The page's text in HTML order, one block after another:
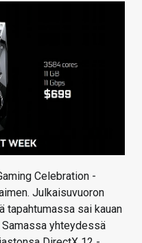
Celebration -
Julkaisuvuoron
tapahtumassa sai kauan
yhteydessä